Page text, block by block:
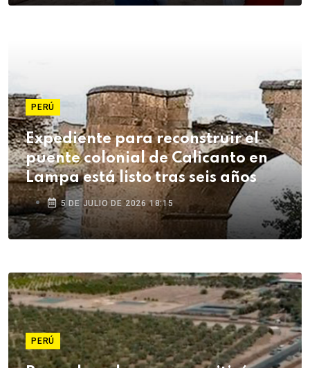
PERÚ
Expediente para reconstruir el
puente colonial de Calicanto en
Lampa está listo tras seis años
5 DE JULIO DE 2026 18:15
PERÚ